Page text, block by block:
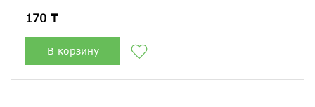
170 ₸
В корзину